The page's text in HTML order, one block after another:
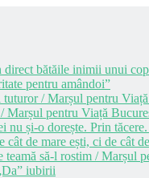
bătăile inimii unui
pentru amândoi”
/ Marșul pentru
Marșul pentru Viață
și-o dorește. Prin
de mare ești, ci de cât
să-l rostim / Marșul
iubirii